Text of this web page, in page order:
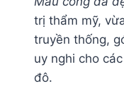
trị thẩm mỹ,
truyền thống,
uy nghi cho
đô.